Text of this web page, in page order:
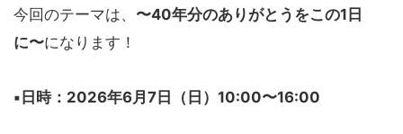
今回のテーマは、 〜40年分のありがとうをこの1日
に〜になります！
▪日時：2026年6月7日（日）10:00〜16:00